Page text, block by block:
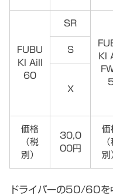
FUBU
KI AiII
60
SR
KI
S
X
価格
（税
別）
30,0
00円
価
別
ドライバーの50/60を